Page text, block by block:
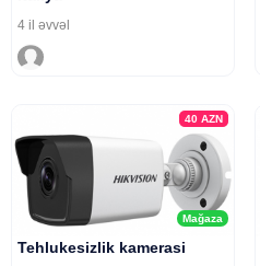
4 il əvvəl
Mağaza
40AZN
Tehlukesizlik kamerasi